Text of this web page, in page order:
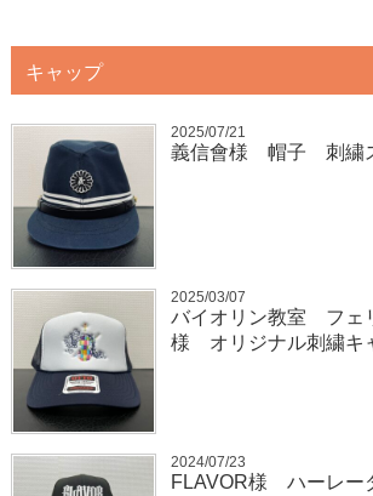
キャップ
2025/07/21
義信會様 帽子 刺繍
2025/03/07
バイオリン教室 フェ
様 オリジナル刺繍キ
2024/07/23
FLAVOR様 ハーレー